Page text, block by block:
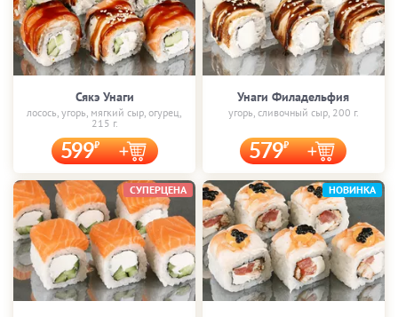
Сякэ Унаги
лосось, угорь, мягкий сыр, огурец,
215 г.
599
Унаги Филадельфия
угорь, сливочный сыр, 200 г.
579
СУПЕРЦЕНА НОВИНКА